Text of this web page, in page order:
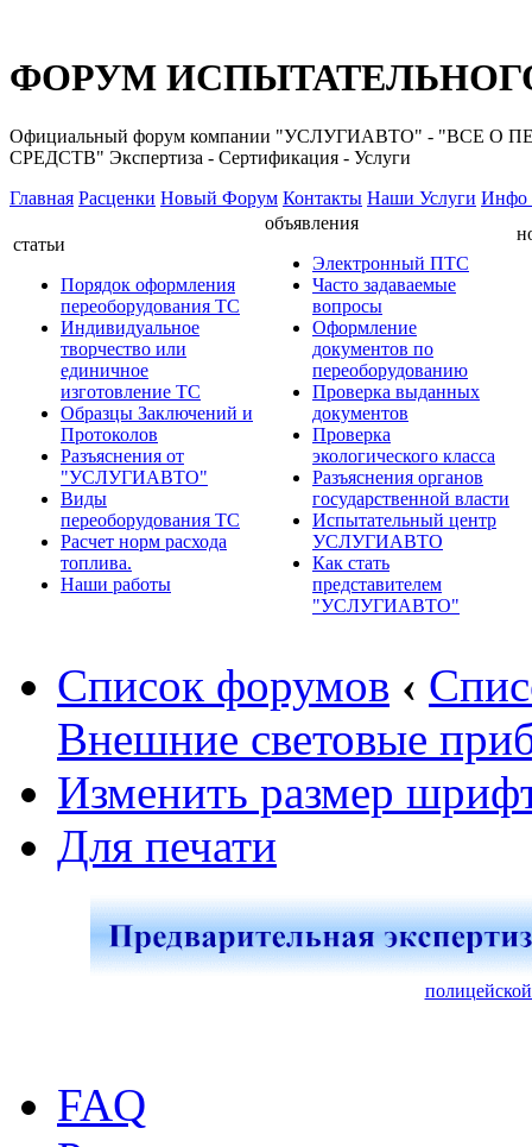
ФОРУМ
Официальный форум компании "УСЛУГИАВТО" -
СРЕДСТВ" Экспертиза - Сертификация - Услуги
Главная Расценки Новый Форум Контакты Наши Услуги Инфо
статьи
Порядок оформления
переоборудования ТС
Индивидуальное
творчество или
единичное
изготовление ТС
Образцы Заключений и
Протоколов
Разъяснения от
"УСЛУГИАВТО"
Виды
переоборудования ТС
Расчет норм расхода
топлива.
Наши работы
объявления
Электронный ПТС
Часто задаваемые
вопросы
Оформление
документов по
переоборудованию
Проверка выданных
документов
Проверка
экологического класса
Разъяснения органов
государственной власти
Испытательный центр
УСЛУГИАВТО
Как стать
представителем
"УСЛУГИАВТО"
Список форумов ‹
Внешние световые
Изменить размер
Для печати
FAQ